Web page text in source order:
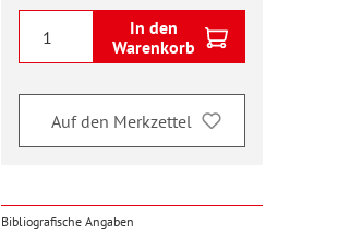
In den
Warenkorb
Auf den Merkzettel
Bibliografische Angaben